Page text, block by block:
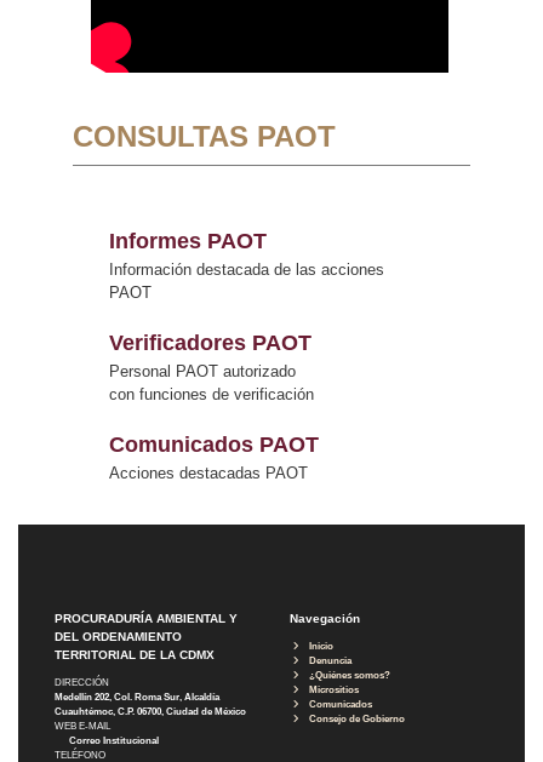
CONSULTAS PAOT
Informes PAOT
Información destacada de las acciones
PAOT
Verificadores PAOT
Personal PAOT autorizado
con funciones de verificación
Comunicados PAOT
Acciones destacadas PAOT
PROCURADURÍA AMBIENTAL Y
DEL ORDENAMIENTO
TERRITORIAL DE LA CDMX
DIRECCIÓN
Medellín 202, Col. Roma Sur, Alcaldía
Cuauhtémoc, C.P. 06700, Ciudad de México
WEB E-MAIL
Correo Institucional
TELÉFONO
Navegación
Inicio
Denuncia
¿Quiénes somos?
Micrositios
Comunicados
Consejo de Gobierno